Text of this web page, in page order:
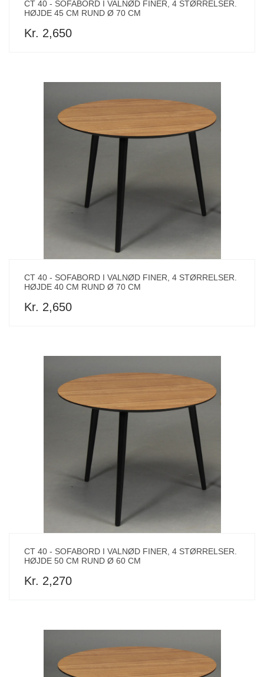
CT 40 - SOFABORD I VALNØD FINER, 4 STØRRELSER.
HØJDE 45 CM RUND Ø 70 CM
Kr. 2,650
CT 40 - SOFABORD I VALNØD FINER, 4 STØRRELSER.
HØJDE 40 CM RUND Ø 70 CM
Kr. 2,650
CT 40 - SOFABORD I VALNØD FINER, 4 STØRRELSER.
HØJDE 50 CM RUND Ø 60 CM
Kr. 2,270